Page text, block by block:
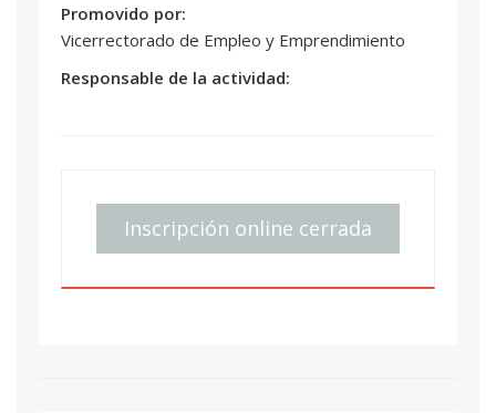
Promovido por:
Vicerrectorado de Empleo y Emprendimiento
Responsable de la actividad:
Inscripción online cerrada